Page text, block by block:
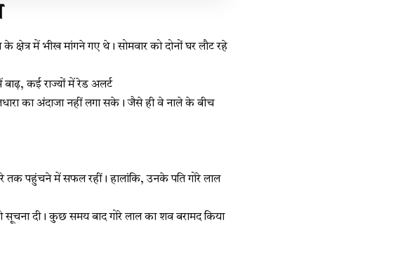
में भीख मांगने गए थे। सोमवार को दोनों घर लौट रहे
कई राज्यों में रेड अलर्ट
का अंदाजा नहीं लगा सके। जैसे ही वे नाले के बीच
तक पहुंचने में सफल रहीं। हालांकि, उनके पति गोरे लाल
सूचना दी। कुछ समय बाद गोरे लाल का शव बरामद किया